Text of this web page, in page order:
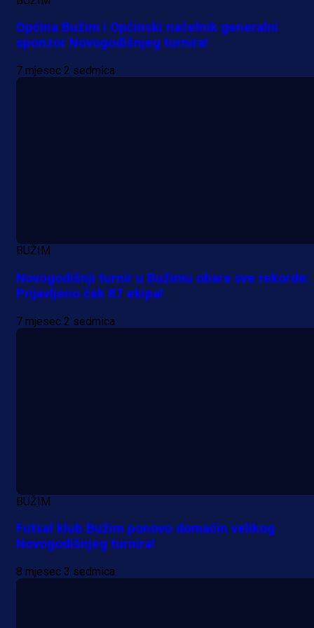
Općina Bužim i Općinski načelnik generalni
sponzor Novogodišnjeg turnira!
7 mjesec 2 sedmica
BUŽIM
Novogodišnji turnir u Bužimu obara sve rekorde:
Prijavljeno čak 87 ekipa!
7 mjesec 2 sedmica
BUŽIM
Futsal klub Bužim ponovo domaćin velikog
Novogodišnjeg turnira!
8 mjesec 3 sedmica